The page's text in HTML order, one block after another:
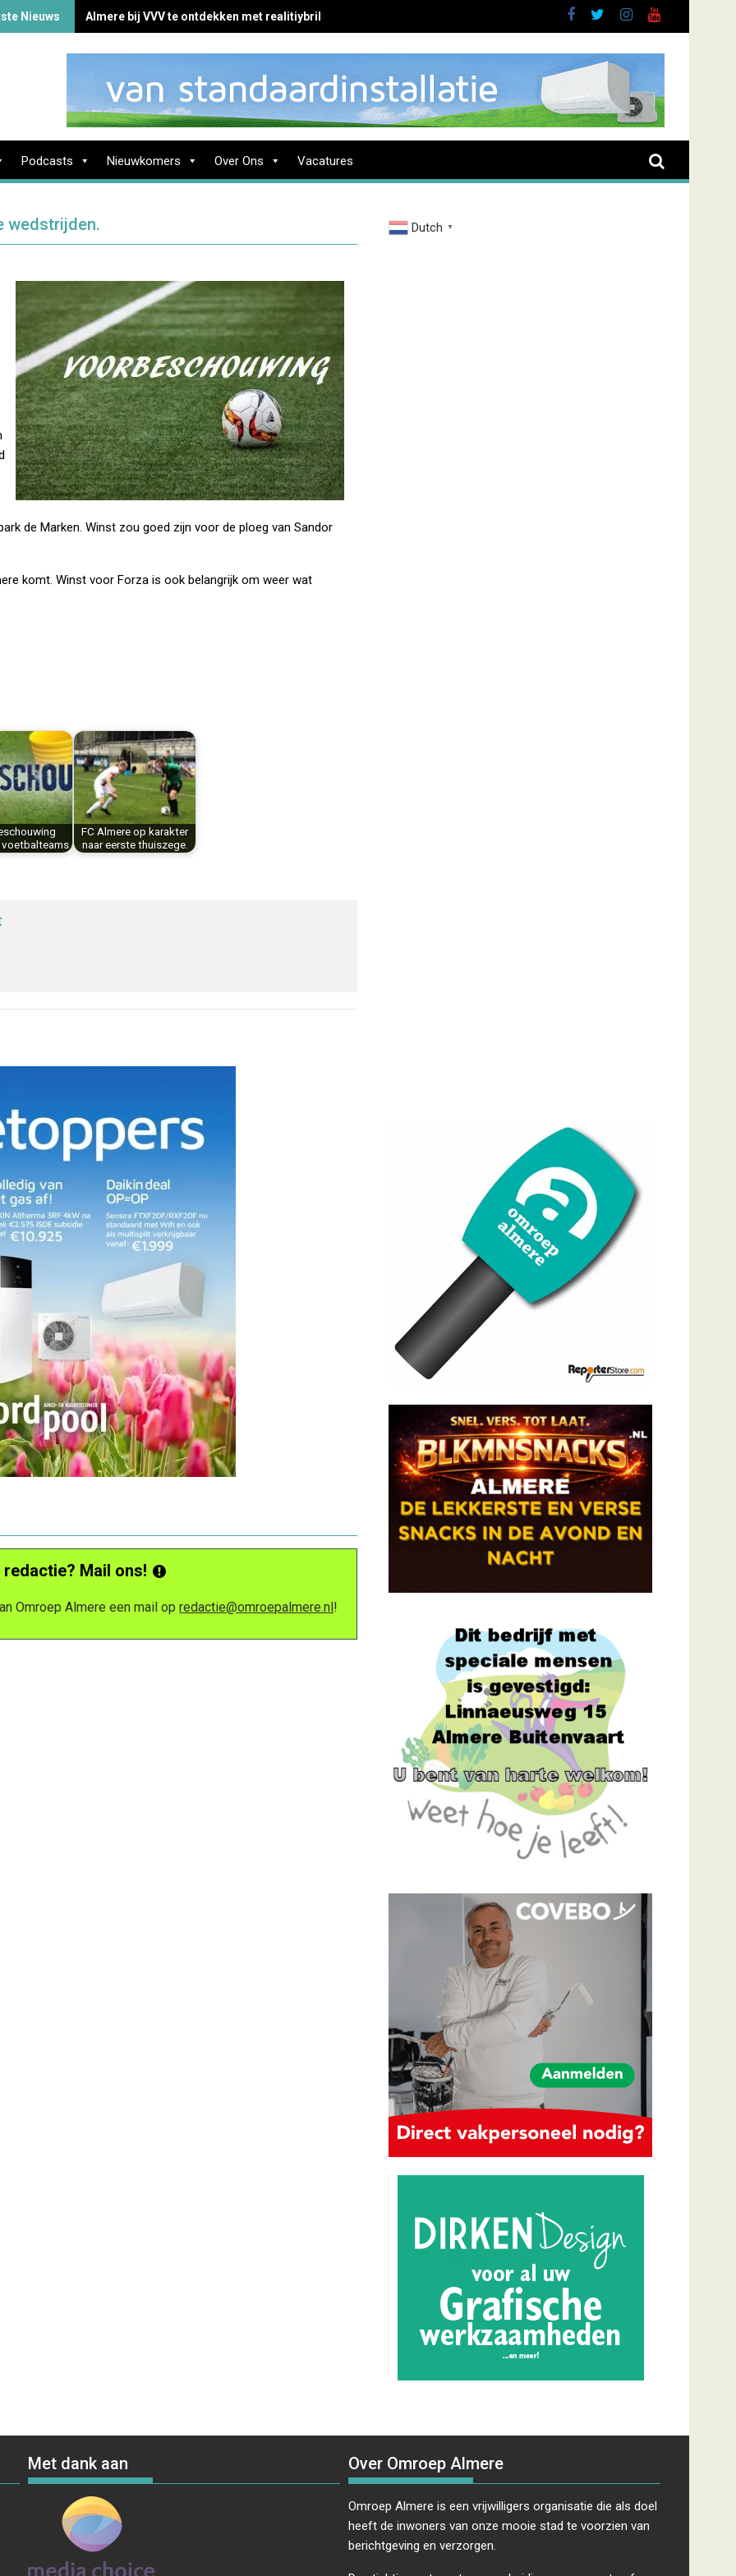
Nieuws Almere bij VVV te ontdekken met realitiybril
Podcasts Nieuwkomers Over Ons Vacatures
wedstrijden.
de Marken. Winst zou goed zijn voor de ploeg van Sandor
komt. Winst voor Forza is ook belangrijk om weer wat
voetbalteams
FC Almere op karakter
naar eerste thuiszege.
Mail ons!
Omroep Almere een mail opredactie@omroepalmere.nl!
Dutch ▼
Met dank aan Over Omroep Almere
Omroep Almere is een vrijwilligers organisatie die als doel
heeft de inwoners van onze mooie stad te voorzien van
berichtgeving en verzorgen.